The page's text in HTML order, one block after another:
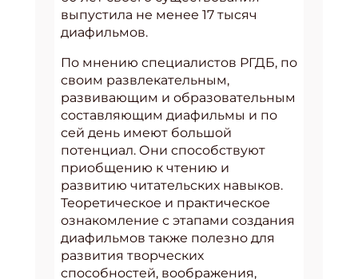
выпустила не менее 17 тысяч
диафильмов.
По мнению специалистов РГДБ, по
своим развлекательным,
развивающим и образовательным
составляющим диафильмы и по
сей день имеют большой
потенциал. Они способствуют
приобщению к чтению и
развитию читательских навыков.
Теоретическое и практическое
ознакомление с этапами создания
диафильмов также полезно для
развития творческих
способностей, воображения,